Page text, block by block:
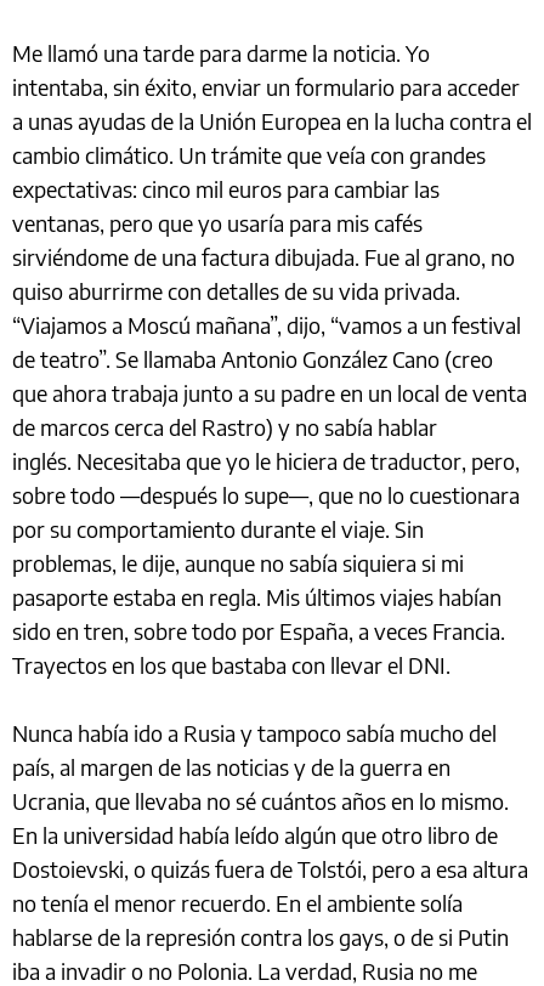
Me llamó una tarde para darme la noticia. Yo
intentaba, sin éxito, enviar un formulario para acceder
a unas ayudas de la Unión Europea en la lucha contra el
cambio climático. Un trámite que veía con grandes
expectativas: cinco mil euros para cambiar las
ventanas, pero que yo usaría para mis cafés
sirviéndome de una factura dibujada. Fue al grano, no
quiso aburrirme con detalles de su vida privada.
“Viajamos a Moscú mañana”, dijo, “vamos a un festival
de teatro”. Se llamaba Antonio González Cano (creo
que ahora trabaja junto a su padre en un local de venta
de marcos cerca del Rastro) y no sabía hablar
inglés. Necesitaba que yo le hiciera de traductor, pero,
sobre todo —después lo supe—, que no lo cuestionara
por su comportamiento durante el viaje. Sin
problemas, le dije, aunque no sabía siquiera si mi
pasaporte estaba en regla. Mis últimos viajes habían
sido en tren, sobre todo por España, a veces Francia.
Trayectos en los que bastaba con llevar el DNI.
Nunca había ido a Rusia y tampoco sabía mucho del
país, al margen de las noticias y de la guerra en
Ucrania, que llevaba no sé cuántos años en lo mismo.
En la universidad había leído algún que otro libro de
Dostoievski, o quizás fuera de Tolstói, pero a esa altura
no tenía el menor recuerdo. En el ambiente solía
hablarse de la represión contra los gays, o de si Putin
iba a invadir o no Polonia. La verdad, Rusia no me